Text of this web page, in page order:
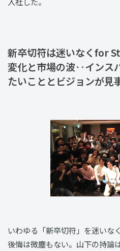
新卒切符は迷いなくfor
変化と市場の波‥インス
たいこととビジョンが見
いわゆる「新卒切符」を迷いな
後悔は微塵もない。山下の持論